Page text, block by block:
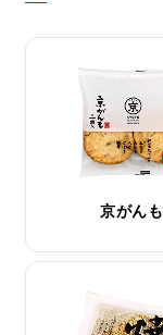
京がんも